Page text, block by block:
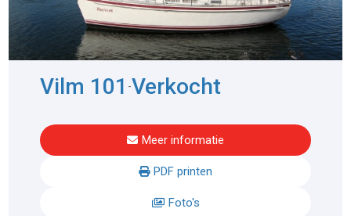
Vilm 101 -Verkocht
Meer informatie
PDF printen
Foto's